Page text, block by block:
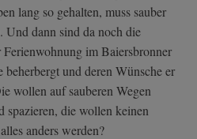
lang so gehalten, muss sauber
Und dann sind da noch die
im Baiersbronner
und deren Wünsche er
wollen auf sauberen Wegen
spazieren, die wollen keinen
anders werden?